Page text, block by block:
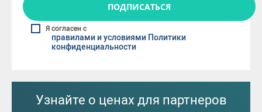
ПОДПИСАТЬСЯ
Я согласен с
правилами и условиями Политики
конфиденциальности
Узнайте о ценах для партнеров